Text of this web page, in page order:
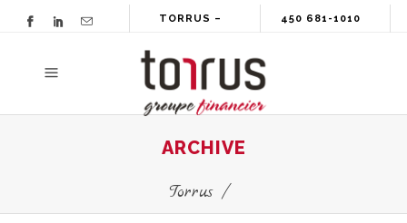
TORRUS – 450 681-1010
ARCHIVE
Torrus/